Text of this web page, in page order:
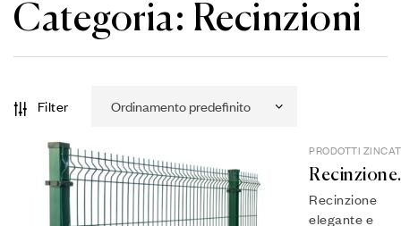
Categoria: Recinzioni
Filter
PRODOTTI
RECINZIONI
Recinzione
Ancona
Recinzione
elegante e